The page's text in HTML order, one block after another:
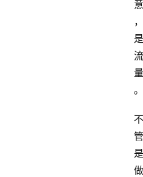
意
，
是
流
量
。
不
管
是
做